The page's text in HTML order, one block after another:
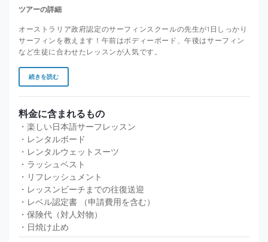
ツアーの詳細
オーストラリア政府認定のサーフィンスクールの先生が1日しっかり
サーフィンを教えます！午前はボディーボード、午後はサーフィン
など生徒に合わせたレッスンが人気です。
続きを読む
料金に含まれるもの
・楽しい日本語サーフレッスン
・レンタルボード
・レンタルウェットスーツ
・ラッシュベスト
・リフレッシュメント
・レッスンビーチまでの往復送迎
・レベル認定書 （申請費用を含む）
・保険代（対人対物）
・日焼け止め